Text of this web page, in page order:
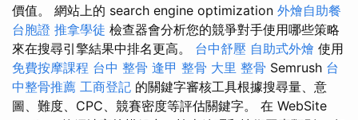
價值。 網站上的 search engine optimization 外燴自助餐
台胞證 推拿學徒 檢查器會分析您的競爭對手使用哪些策略
來在搜尋引擎結果中排名更高。 台中舒壓 自助式外燴 使用
免費按摩課程 台中 整骨 逢甲 整骨 大里 整骨 Semrush 台
中整骨推薦 工商登記 的關鍵字審核工具根據搜尋量、意
圖、難度、CPC、競賽密度等評估關鍵字。 在 WebSite